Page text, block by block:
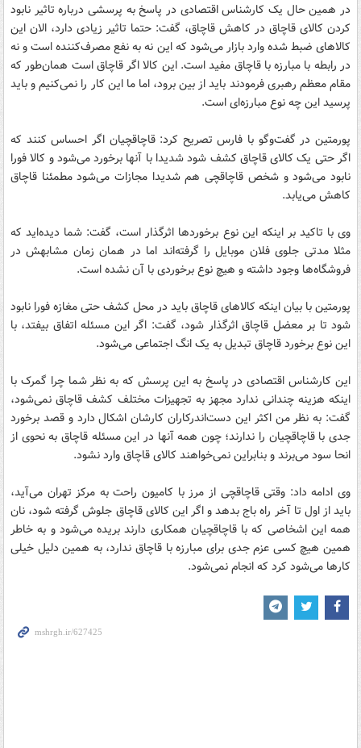
در همین حال یک کارشناس اقتصادی در پاسخ به پرسشی درباره تاثیر نابود
کردن کالای قاچاق در کاهش قاچاق، گفت: حتما تاثیر زیادی دارد، الان این
کالاهای ضبط شده وارد بازار می‌شود که این نه به نفع مصرف‌کننده است و نه
در رابطه با مبارزه با قاچاق مفید است. این کالا اگر قاچاق است همان‌طور که
مقام معظم رهبری فرمودند باید از بین برود، اما ما این کار را نمی‌کنیم و باید
پرسید این چه نوع مبارزه‌ای است.
پورمتین در گفت‌وگو با فارس تصریح کرد: قاچاقچیان اگر احساس کنند که
اگر حتی یک کالای قاچاق کشف شود شدیدا با آنها برخورد می‌شود و کالا فورا
نابود می‌شود و شخص قاچاقچی هم شدیدا مجازات می‌شود مطمئنا قاچاق
کاهش می‌یابد.
وی با تاکید بر اینکه این نوع برخوردها اثرگذار است، گفت: شما دیده‌اید که
مثلا مدتی جلوی فلان موبایل را گرفته‌اند اما در همان زمان مشابهش در
فروشگاه‌ها وجود داشته و هیچ نوع برخوردی با آن نشده است.
پورمتین با بیان اینکه کالاهای قاچاق باید در محل کشف حتی مغازه فورا نابود
شود تا بر معضل قاچاق اثرگذار شود، گفت: اگر این مسئله اتفاق بیفتد، با
این نوع برخورد قاچاق تبدیل به یک انگ اجتماعی می‌شود.
این کارشناس اقتصادی در پاسخ به این پرسش که به نظر شما چرا گمرک با
اینکه هزینه چندانی ندارد مجهز به تجهیزات مختلف کشف قاچاق نمی‌شود،
گفت: به نظر من اکثر این دست‌اندرکاران کارشان اشکال دارد و قصد برخورد
جدی با قاچاقچیان را ندارند؛ چون همه آنها در این مسئله قاچاق به نحوی از
انحا سود می‌برند و بنابراین نمی‌خواهند کالای قاچاق وارد نشود.
وی ادامه داد: وقتی قاچاقچی از مرز با کامیون راحت به مرکز تهران می‌آید،
باید از اول تا آخر راه باج بدهد و اگر این کالای قاچاق جلوش گرفته شود، نان
همه این اشخاصی که با قاچاقچیان همکاری دارند بریده می‌شود و به خاطر
همین هیچ کسی عزم جدی برای مبارزه با قاچاق ندارد، به همین دلیل خیلی
کارها می‌شود کرد که انجام نمی‌شود.